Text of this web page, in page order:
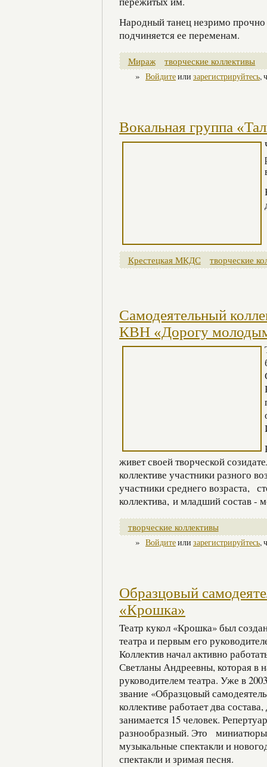
Народный танец незримо
подчиняется ее переменам.
Мираж
творческие коллективы
» Войдитеили зарегистрируйтесь,
Вокальная группа
Крестецкая МКДС творческие
Самодеятельный
КВН «Дорогу
живет своей творческой
коллективе участники разного
участники среднего возраста,
коллектива, и младший состав -
творческие коллективы
» Войдитеили зарегистрируйтесь,
Образцовый
«Крошка»
Театр кукол «Крошка» был
театра и первым его
Коллектив начал активно
Светланы Андреевны, которая в
руководителем театра. Уже в
звание «Образцовый
коллективе работает два
занимается 15 человек.
разнообразный. Это миниатюры
музыкальные спектакли и
спектакли и зримая песня.